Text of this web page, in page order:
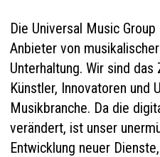
Die Universal Music
Anbieter von
Unterhaltung. Wir sind
Künstler, Innovatoren und
Musikbranche. Da die
verändert, ist unser
Entwicklung neuer